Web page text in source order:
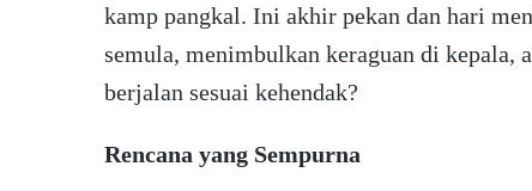
kamp pangkal. Ini akhir pekan dan hari
semula, menimbulkan keraguan di kepala,
berjalan sesuai kehendak?
Rencana yang Sempurna